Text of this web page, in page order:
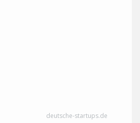
deutsche-startups.de